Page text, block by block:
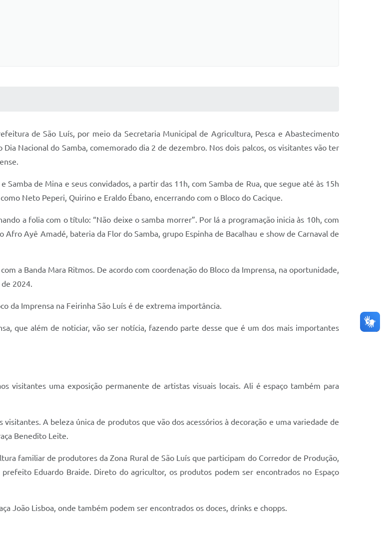
de São Luís, por meio da Secretaria Municipal de Agricultura, Pesca e Abastecimento
Nacional do Samba, comemorado dia 2 de dezembro. Nos dois palcos, os visitantes vão ter
Samba de Mina e seus convidados, a partir das 11h, com Samba de Rua, que segue até às 15h
Neto Peperi, Quirino e Eraldo Ébano, encerrando com o Bloco do Cacique.
a folia com o título: “Não deixe o samba morrer”. Por lá a programação inicia às 10h, com
Ayê Amadé, bateria da Flor do Samba, grupo Espinha de Bacalhau e show de Carnaval de
a Banda Mara Ritmos. De acordo com coordenação do Bloco da Imprensa, na oportunidade,
2024.
da Imprensa na Feirinha São Luís é de extrema importância.
que além de noticiar, vão ser notícia, fazendo parte desse que é um dos mais importantes
visitantes uma exposição permanente de artistas visuais locais. Ali é espaço também para
A beleza única de produtos que vão dos acessórios à decoração e uma variedade de
Benedito Leite.
familiar de produtores da Zona Rural de São Luís que participam do Corredor de Produção,
Eduardo Braide. Direto do agricultor, os produtos podem ser encontrados no Espaço
João Lisboa, onde também podem ser encontrados os doces, drinks e chopps.